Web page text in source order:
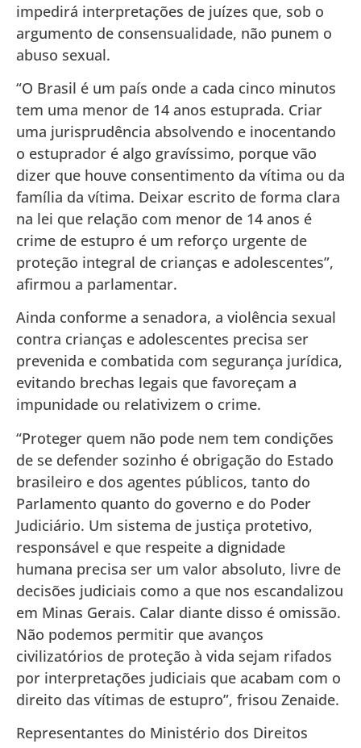
impedirá interpretações de juízes que, sob o
argumento de consensualidade, não punem o
abuso sexual.
“O Brasil é um país onde a cada cinco minutos
tem uma menor de 14 anos estuprada. Criar
uma jurisprudência absolvendo e inocentando
o estuprador é algo gravíssimo, porque vão
dizer que houve consentimento da vítima ou da
família da vítima. Deixar escrito de forma clara
na lei que relação com menor de 14 anos é
crime de estupro é um reforço urgente de
proteção integral de crianças e adolescentes”,
afirmou a parlamentar.
Ainda conforme a senadora, a violência sexual
contra crianças e adolescentes precisa ser
prevenida e combatida com segurança jurídica,
evitando brechas legais que favoreçam a
impunidade ou relativizem o crime.
“Proteger quem não pode nem tem condições
de se defender sozinho é obrigação do Estado
brasileiro e dos agentes públicos, tanto do
Parlamento quanto do governo e do Poder
Judiciário. Um sistema de justiça protetivo,
responsável e que respeite a dignidade
humana precisa ser um valor absoluto, livre de
decisões judiciais como a que nos escandalizou
em Minas Gerais. Calar diante disso é omissão.
Não podemos permitir que avanços
civilizatórios de proteção à vida sejam rifados
por interpretações judiciais que acabam com o
direito das vítimas de estupro”, frisou Zenaide.
Representantes do Ministério dos Direitos